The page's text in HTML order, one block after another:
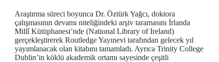
Araştırma süreci boyunca Dr. Öztürk Yağcı, doktora
çalışmasının devamı niteliğindeki arşiv taramasını İrlanda
Millî Kütüphanesi’nde (National Library of Ireland)
gerçekleştirerek Routledge Yayınevi tarafından gelecek yıl
yayımlanacak olan kitabını tamamladı. Ayrıca Trinity College
Dublin’in köklü akademik ortamı sayesinde çeşitli